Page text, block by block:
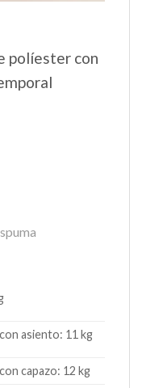
políester con
asiento: 11 kg
capazo: 12 kg